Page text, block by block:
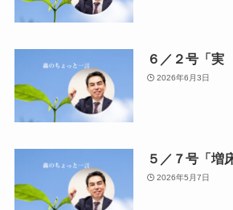
６／２号「実
2026年6月3日
５／７号「増
2026年5月7日